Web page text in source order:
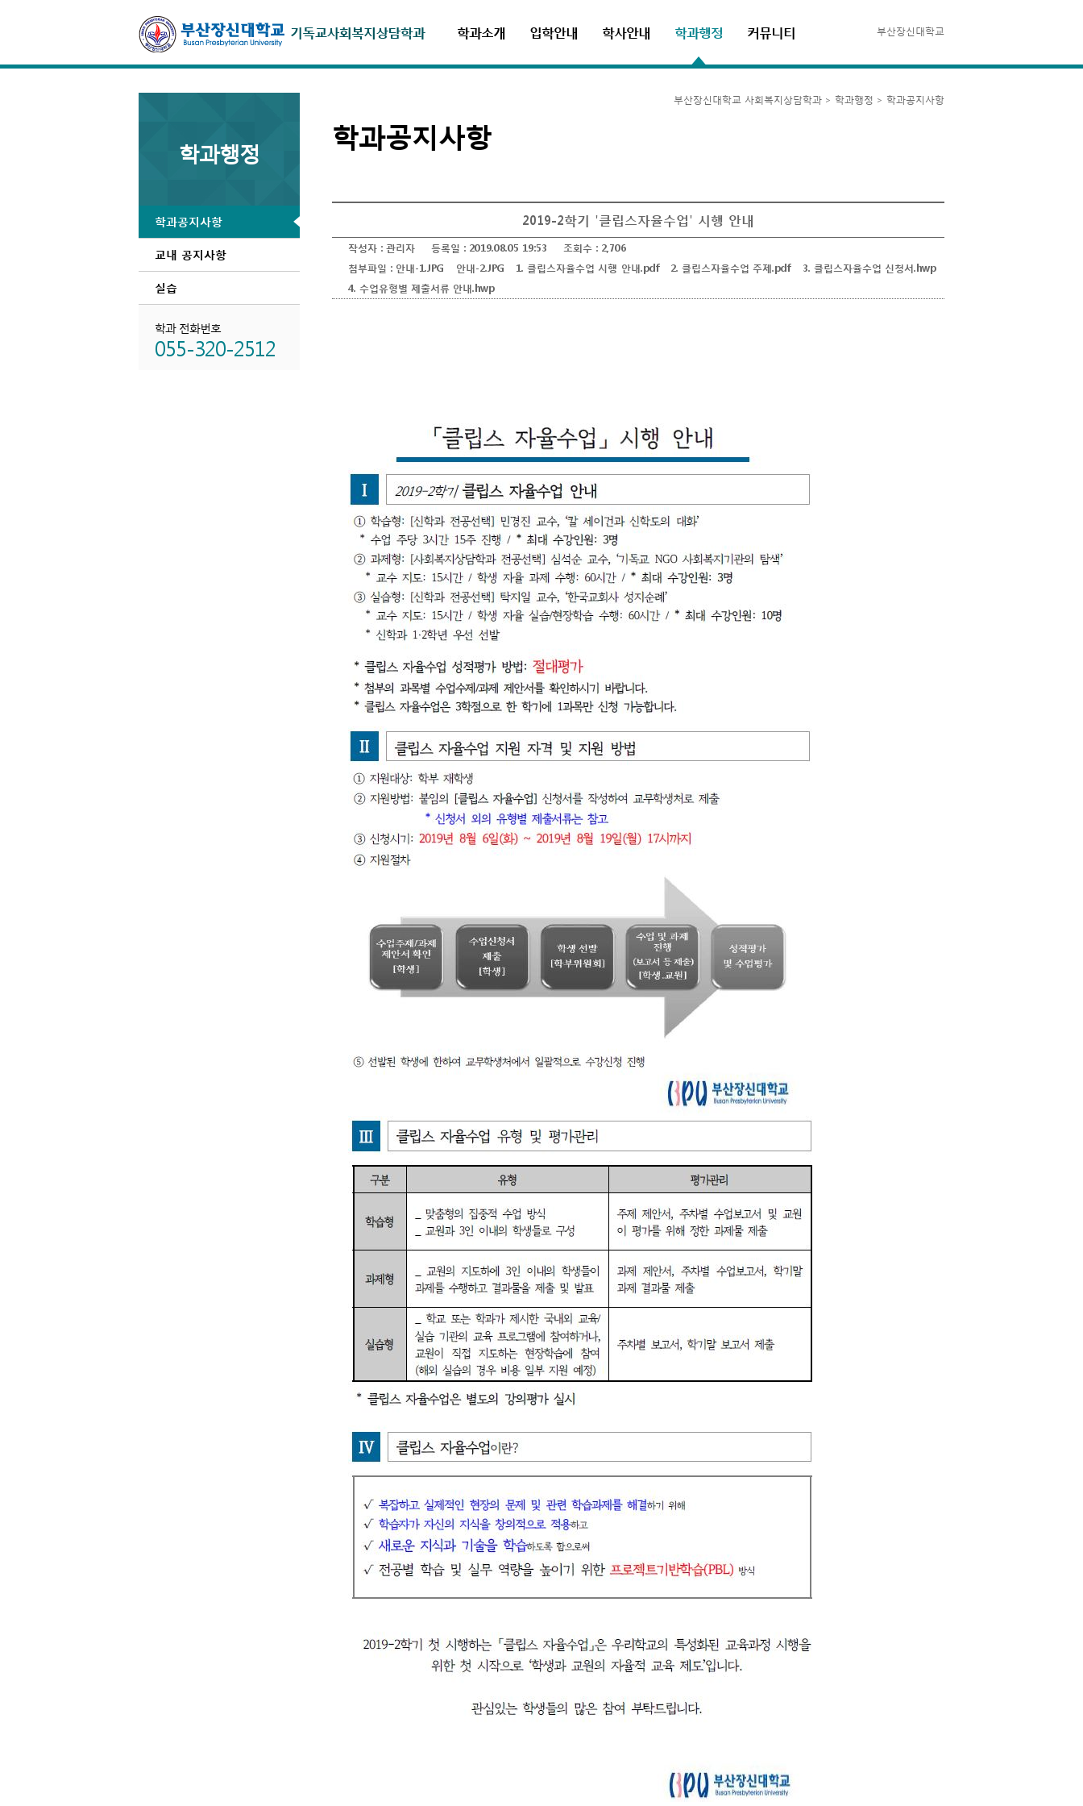
학과소개 입학안내 학사안내 학과행정 커뮤니티 부산장신대학교
학과행정
학과공지사항
교내 공지사항
실습
학과 전화번호
055-320-2512
부산장신대학교 사회복지상담학과 > 학과행정 > 학과공지사항
학과공지사항
2019-2학기 '클립스자율수업' 시행 안내
작성자 : 관리자 등록일 : 2019.08.05 19:53 조회수 : 2,706
첨부파일 : 안내-1.JPG 안내-2.JPG 1. 클립스자율수업 시행 안내.pdf 2. 클립스자율수업 주제.pdf
3. 클립스자율수업 신청서.hwp
4. 수업유형별 제출서류 안내.hwp